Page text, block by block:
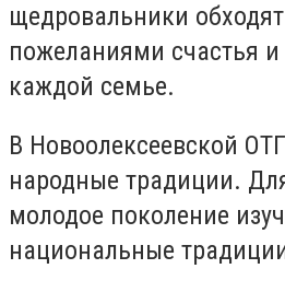
щедровальники
пожеланиями счастья и
каждой семье.
В Новоолексеевской
народные традиции.
молодое поколение
национальные